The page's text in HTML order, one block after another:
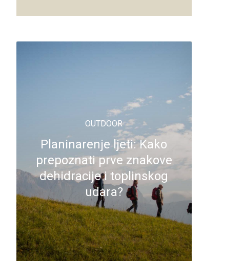
OUTDOOR
Planinarenje ljeti: Kako
prepoznati prve znakove
dehidracije i toplinskog
udara?